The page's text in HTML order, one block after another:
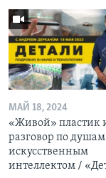
МАЙ 18, 2024
«Живой» пластик
разговор по душам
искусственным
интеллектом /